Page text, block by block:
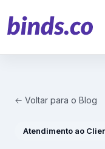
← Voltar para o Blog
Atendimento ao